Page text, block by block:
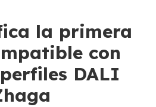
la primera
con
DALI